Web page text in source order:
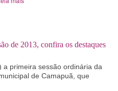
de 2013, confira os destaques
a primeira sessão ordinária da
de Camapuã, que